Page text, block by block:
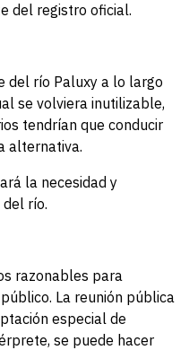
del registro oficial.
del río Paluxy a lo largo
se volviera inutilizable,
tendrían que conducir
alternativa.
la necesidad y
río.
razonables para
La reunión pública
especial de
se puede hacer